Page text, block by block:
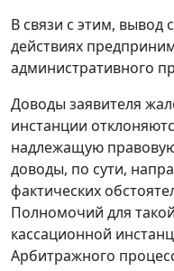
В связи с этим, вывод
действиях
административного
Доводы заявителя
инстанции
надлежащую
доводы, по сути,
фактических
Полномочий для
кассационной
Арбитражного